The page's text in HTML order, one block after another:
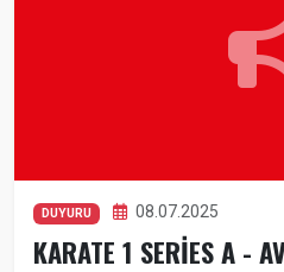
DUYURU 08.07.2025
KARATE 1 SERİES A -